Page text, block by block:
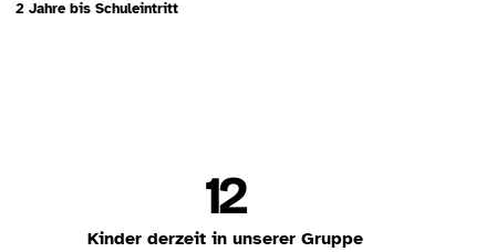
2 Jahre bis Schuleintritt
12
Kinder derzeit in unserer Gruppe